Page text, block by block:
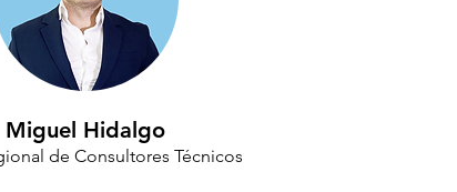
Miguel Hidalgo
de Consultores Técnicos